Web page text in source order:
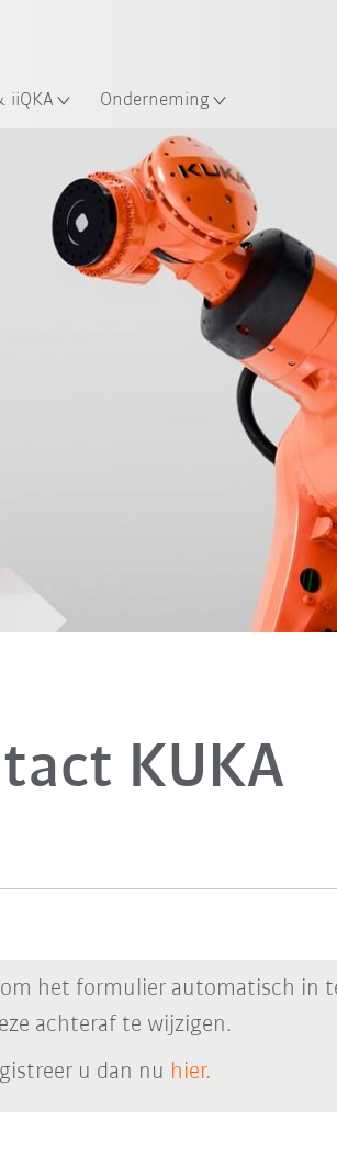
iiQKA Onderneming
KUKA
om het formulier automatisch in
achteraf te wijzigen.
u dan nu hier.